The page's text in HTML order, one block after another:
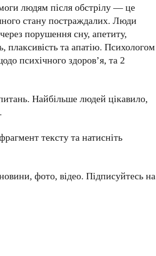
людям після обстрілу — це
стану постраждалих. Люди
порушення сну, апетиту,
плаксивість та апатію. Психологом
психічного здоров’я, та 2
Найбільше людей цікавило,
тексту та натисніть
фото, відео. Підписуйтесь на